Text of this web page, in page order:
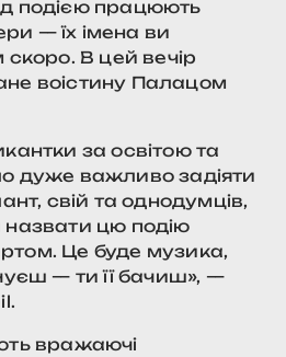
подією працюють
— їх імена ви
скоро. В цей вечір
воістину Палацом
за освітою та
дуже важливо задіяти
свій та однодумців,
цю подію
Це буде музика,
— ти її бачиш», —
вражаючі